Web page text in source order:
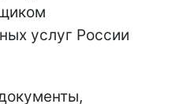
услуг России